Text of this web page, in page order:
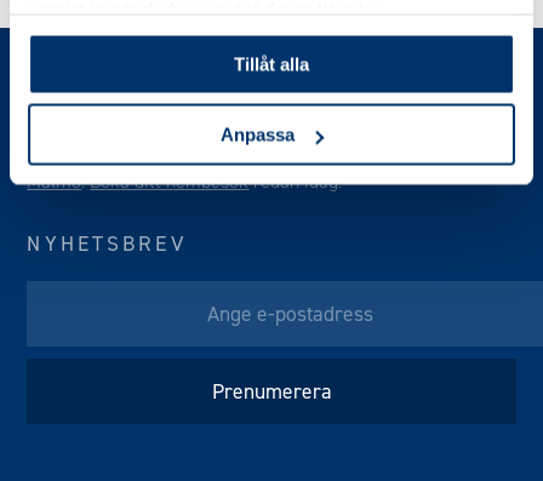
Tillåt alla
Anpassa
Vi erbjuder kostnadsfria hembesök iStockholm,Göteborg&
Malmö.Boka ditt hembesökredan idag!
NYHETSBREV